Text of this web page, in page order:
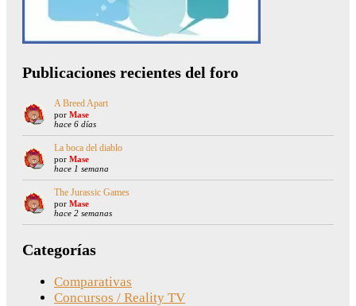
Publicaciones recientes del foro
A Breed Apart
por Mase
hace 6 días
La boca del diablo
por Mase
hace 1 semana
The Jurassic Games
por Mase
hace 2 semanas
Categorías
Comparativas
Concursos / Reality TV